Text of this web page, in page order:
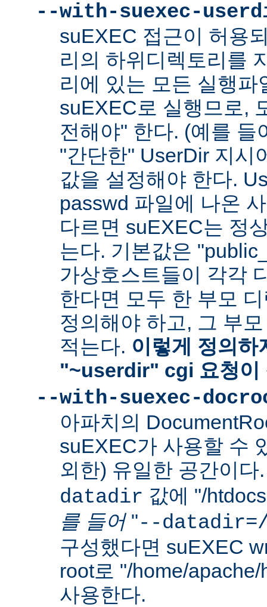
--with-suexec-
suEXEC 접근이 허용
리의 하위디렉토리를
리에 있는 모든 실행파
suEXEC로 실행므로,
전해야" 한다. (예를 들
"간단한" UserDir 지시
값을 설정해야 한다.
passwd 파일에 나온
다르면 suEXEC는 정
는다. 기본값은
가상호스트들이 각각
한다면 모두 한 부모
정의해야 하고, 그 부
적는다. 이렇게 정의하
"~userdir" cgi 요청이
--with-suexec-
아파치의
suEXEC가 사용할 수
외한) 유일한 공간이
datadir 값에 "/
를 들어"--datadir=/
구성했다면 suEXEC
root로 "/home/
사용한다.